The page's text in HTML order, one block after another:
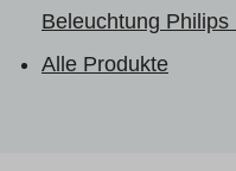
Beleuchtung Philips
Alle Produkte